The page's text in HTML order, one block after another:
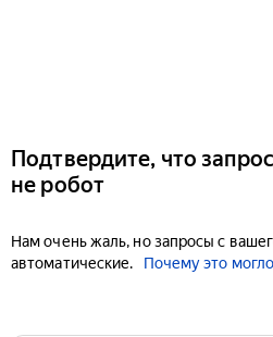
Подтвердите, что
не робот
Нам очень жаль, но запросы с
автоматические.
Почему это